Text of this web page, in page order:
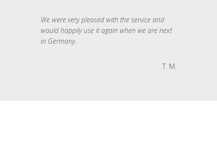
We were very pleased with the service and
would happily use it again when we are next
in Germany.
T. M.